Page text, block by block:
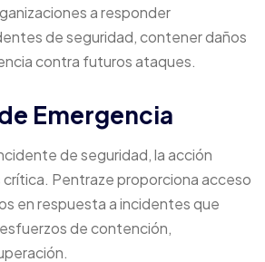
a responder
de seguridad, contener daños
contra futuros ataques.
Emergencia
de seguridad, la acción
crítica. Pentraze proporciona acceso
en respuesta a incidentes que
de contención,